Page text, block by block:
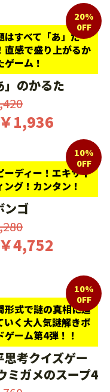
はすべて「あ」だ
直感で盛り上がるか
ゲーム！
20%
0FF
」のかるた
1,936
ーディー！エキサイ
ング！カンタン！
10%
0FF
ンゴ
4,752
形式で謎の真相に迫
いく大人気謎解きボ
ゲーム第4弾！！
10%
0FF
思考クイズゲー
ミガメのスープ4